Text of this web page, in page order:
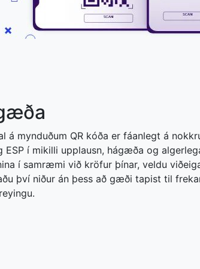
á mynduðum QR kóða er fáanlegt á
ESP í mikilli upplausn, hágæða og
í samræmi við kröfur þínar, veldu
því niður án þess að gæði tapist til